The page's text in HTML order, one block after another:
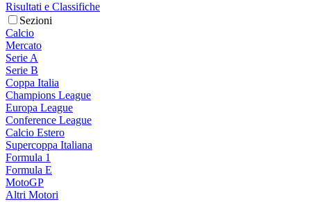
Risultati e Classifiche
Sezioni
Calcio
Mercato
Serie A
Serie B
Coppa Italia
Champions League
Europa League
Conference League
Calcio Estero
Supercoppa Italiana
Formula 1
Formula E
MotoGP
Altri Motori